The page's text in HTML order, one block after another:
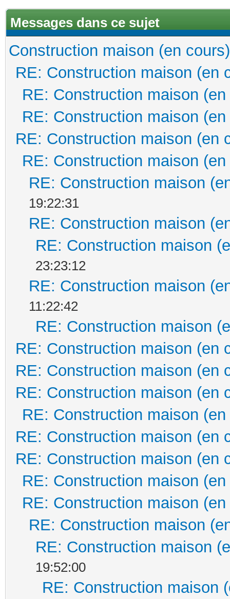
Messages dans ce sujet
Construction maison (en cours)
RE: Construction maison (en
RE: Construction maison
RE: Construction maison
RE: Construction maison (en
RE: Construction maison
RE: Construction maison
19:22:31
RE: Construction maison
RE: Construction maison
23:23:12
RE: Construction maison
11:22:42
RE: Construction maison
RE: Construction maison (en
RE: Construction maison (en
RE: Construction maison (en
RE: Construction maison
RE: Construction maison (en
RE: Construction maison (en
RE: Construction maison
RE: Construction maison
RE: Construction maison
RE: Construction maison
19:52:00
RE: Construction maison